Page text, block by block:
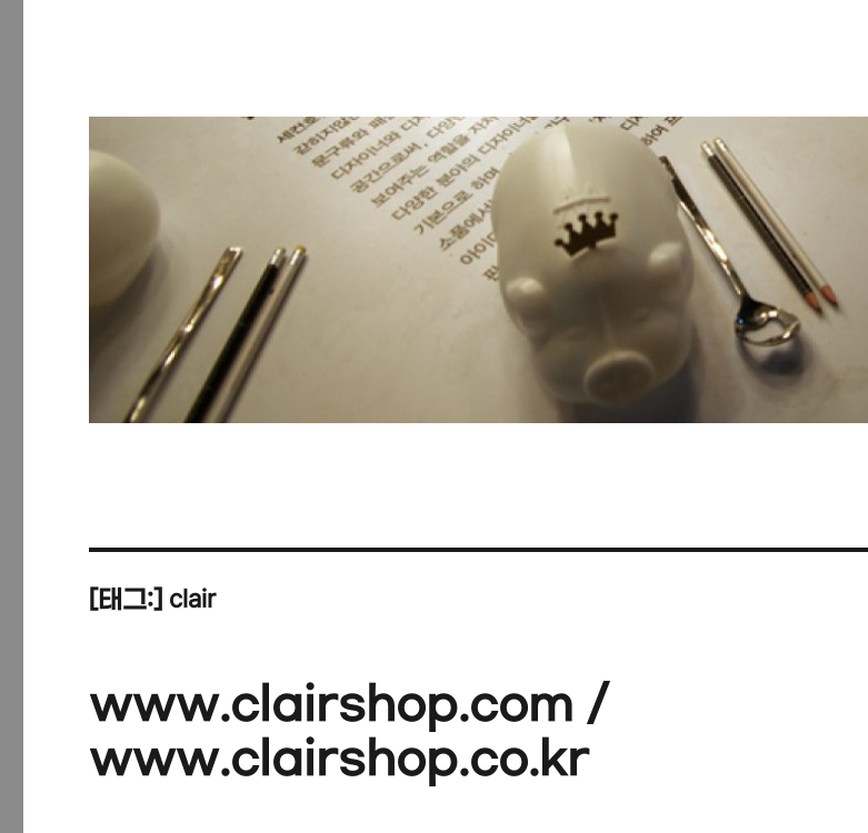
[태그:] clair
www.clairshop.com /
www.clairshop.co.kr